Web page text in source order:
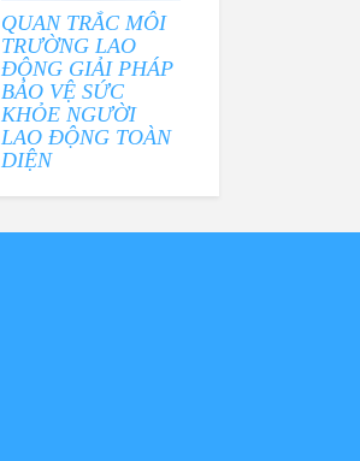
QUAN TRẮC MÔI
TRƯỜNG LAO
ĐỘNG GIẢI PHÁP
BẢO VỆ SỨC
KHỎE NGƯỜI
LAO ĐỘNG TOÀN
DIỆN